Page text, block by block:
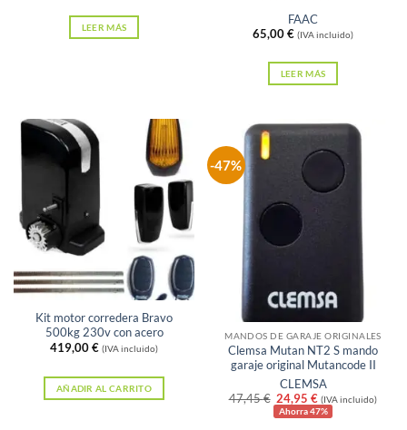
LEER MÁS
Valorado
con 5 de 5
FAAC
65,00€ (IVA incluido)
LEER MÁS
Kit motor corredera Bravo
500kg 230v con acero
419,00€ (IVA incluido)
AÑADIR AL CARRITO
-47%
Sin existencias
MANDOS DE GARAJE ORIGINALES
Clemsa Mutan NT2 S mando
garaje original Mutancode II
CLEMSA
47,45€ El
precio
24,95€El
precio
(IVA incluido)
Ahorra 47%